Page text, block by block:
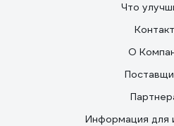
Что
О
Информация для